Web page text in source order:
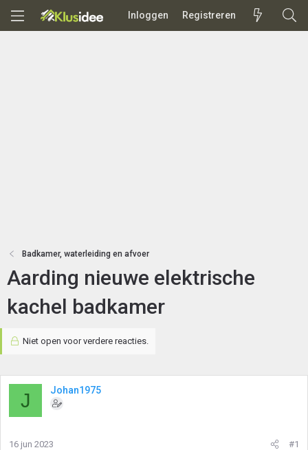
Inloggen Registreren
Badkamer, waterleiding en afvoer
Aarding nieuwe elektrische
kachel badkamer
Niet open voor verdere reacties.
J Johan1975
16 jun 2023 #1